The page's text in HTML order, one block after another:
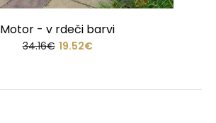
Motor - v rdeči barvi
34.16€ 19.52€